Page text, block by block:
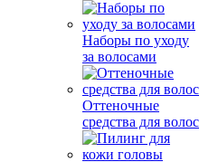
Наборы по уходу
за волосами
Оттеночные
средства для волос